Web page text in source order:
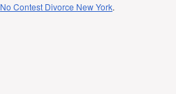
No Contest Divorce New York.